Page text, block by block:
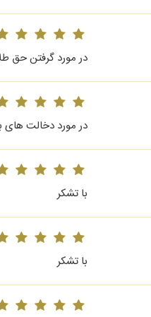
در مورد گرفتن حق
در مورد دخالت های
با تشکر
با تشکر